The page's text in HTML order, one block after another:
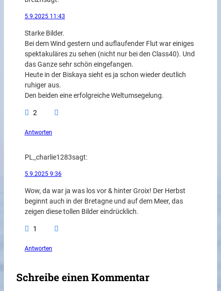
5.9.2025 11:43
Starke Bilder.
Bei dem Wind gestern und auflaufender Flut war einiges
spektakuläres zu sehen (nicht nur bei den Class40). Und
das Ganze sehr schön eingefangen.
Heute in der Biskaya sieht es ja schon wieder deutlich
ruhiger aus.
Den beiden eine erfolgreiche Weltumsegelung.
2
Antworten
PL_charlie1283sagt:
5.9.2025 9:36
Wow, da war ja was los vor & hinter Groix! Der Herbst
beginnt auch in der Bretagne und auf dem Meer, das
zeigen diese tollen Bilder eindrücklich.
1
Antworten
Schreibe einen Kommentar